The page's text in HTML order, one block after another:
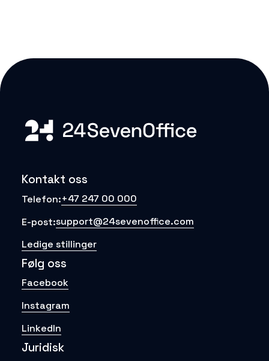
Kontakt oss
Telefon:+47 247 00 000
E-post:support@24sevenoffice.com
Ledige stillinger
Følg oss
Facebook
Instagram
LinkedIn
Juridisk